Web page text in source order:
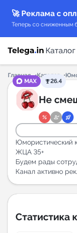
🚀 Реклама с
Теперь со сниженным
Каталог
Каталог
Каталог
Горящие
Индекс
New
Главная Каталог
MAX
26.4
Не
Юмористический
ЖЦА 35+
Будем рады
Канал активно
Статистика